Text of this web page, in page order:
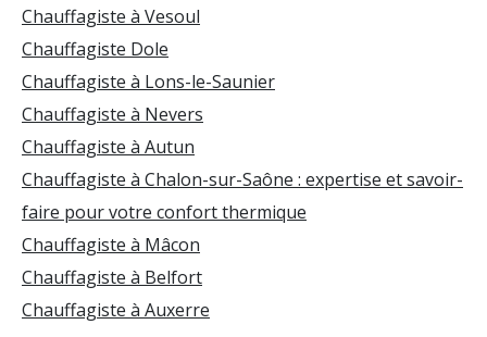
Chauffagiste à Vesoul
Chauffagiste Dole
Chauffagiste à Lons-le-Saunier
Chauffagiste à Nevers
Chauffagiste à Autun
Chauffagiste à Chalon-sur-Saône : expertise et savoir-
faire pour votre confort thermique
Chauffagiste à Mâcon
Chauffagiste à Belfort
Chauffagiste à Auxerre